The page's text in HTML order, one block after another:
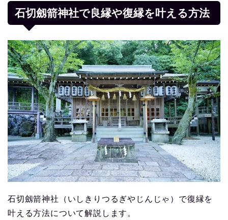
石切劔箭神社で良縁や復縁を叶える方法
石切劔箭神社（いしきりつるぎやじんじゃ）で復縁を
叶える方法について解説します。